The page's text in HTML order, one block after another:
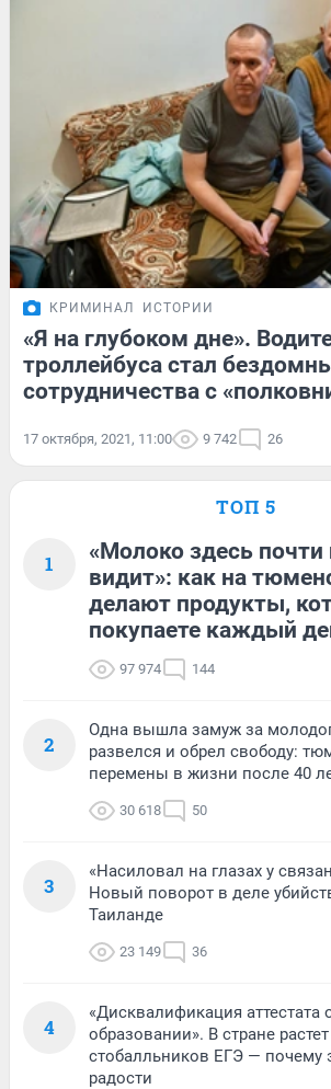
КРИМИНАЛ ИСТОРИИ
«Я на глубоком дне».
троллейбуса стал
сотрудничества с
17 октября, 2021, 11:00 9 742 26
ТОП 5
1
«Молоко здесь почти
видит»: как на
делают продукты,
покупаете каждый
97 974 144
2
Одна вышла замуж за
развелся и обрел свободу:
перемены в жизни после 40
30 618 50
3
«Насиловал на глазах у
Новый поворот в деле
Таиланде
23 149 36
4
«Дисквалификация аттестата
образовании». В стране
стобалльников ЕГЭ — почему
радости